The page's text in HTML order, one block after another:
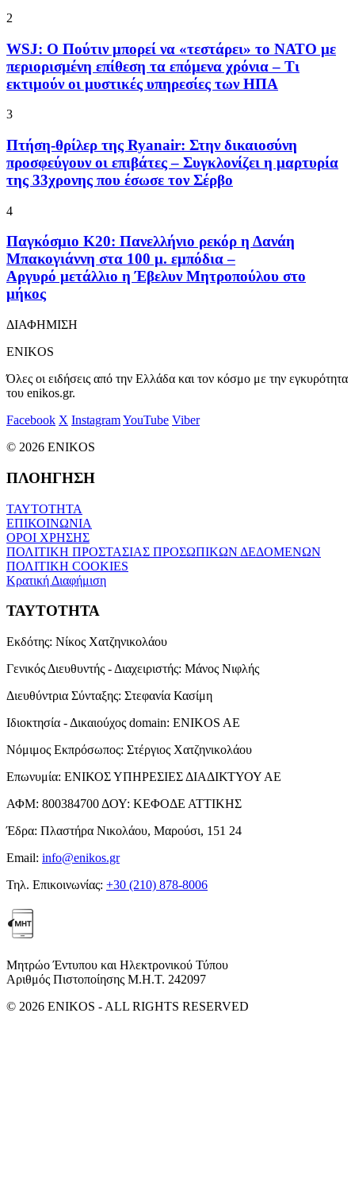
2
WSJ: Ο Πούτιν μπορεί να «τεστάρει» το ΝΑΤΟ με
περιορισμένη επίθεση τα επόμενα χρόνια – Τι
εκτιμούν οι μυστικές υπηρεσίες των ΗΠΑ
3
Πτήση-θρίλερ της Ryanair: Στην δικαιοσύνη
προσφεύγουν οι επιβάτες – Συγκλονίζει η μαρτυρία
της 33χρονης που έσωσε τον Σέρβο
4
Παγκόσμιο Κ20: Πανελλήνιο ρεκόρ η Δανάη
Μπακογιάννη στα 100 μ. εμπόδια –
Αργυρό μετάλλιο η Έβελυν Μητροπούλου στο
μήκος
ΔΙΑΦΗΜΙΣΗ
ENIKOS
Όλες οι ειδήσεις από την Ελλάδα και τον κόσμο με την εγκυρότητα
του enikos.gr.
Facebook X InstagramYouTube Viber
© 2026 ENIKOS
ΠΛΟΗΓΗΣΗ
ΤΑΥΤΟΤΗΤΑ
ΕΠΙΚΟΙΝΩΝΙΑ
ΟΡΟΙ ΧΡΗΣΗΣ
ΠΟΛΙΤΙΚΗ ΠΡΟΣΤΑΣΙΑΣ ΠΡΟΣΩΠΙΚΩΝ ΔΕΔΟΜΕΝΩΝ
ΠΟΛΙΤΙΚΗ COOKIES
Κρατική Διαφήμιση
ΤΑΥΤΟΤΗΤΑ
Εκδότης: Νίκος Χατζηνικολάου
Γενικός Διευθυντής - Διαχειριστής: Μάνος Νιφλής
Διευθύντρια Σύνταξης: Στεφανία Κασίμη
Ιδιοκτησία - Δικαιούχος domain: ENIKOS AE
Νόμιμος Εκπρόσωπος: Στέργιος Χατζηνικολάου
Επωνυμία: ΕΝΙΚΟΣ ΥΠΗΡΕΣΙΕΣ ΔΙΑΔΙΚΤΥΟΥ ΑΕ
ΑΦΜ: 800384700 ΔΟΥ: ΚΕΦΟΔΕ ΑΤΤΙΚΗΣ
Έδρα: Πλαστήρα Νικολάου, Μαρούσι, 151 24
Email: info@enikos.gr
Τηλ. Επικοινωνίας: +30 (210) 878-8006
Μητρώο Έντυπου και Ηλεκτρονικού Τύπου
Αριθμός Πιστοποίησης Μ.Η.Τ. 242097
© 2026 ENIKOS - ALL RIGHTS RESERVED